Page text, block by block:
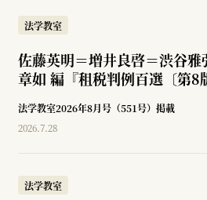
法学教室
佐藤英明＝増井良啓＝渋谷
章如 編『租税判例百選〔第8
法学教室2026年8月号（551号）掲載
2026.7.28
法学教室